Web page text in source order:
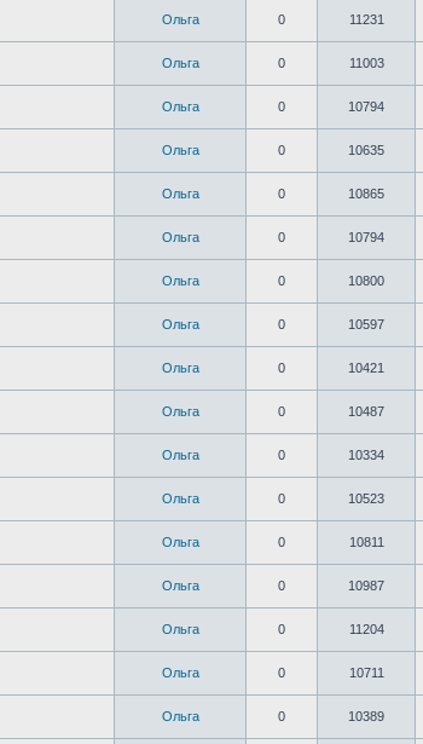
Ольга 0 11231
Ольга 0 11003
Ольга 0 10794
Ольга 0 10635
Ольга 0 10865
Ольга 0 10794
Ольга 0 10800
Ольга 0 10597
Ольга 0 10421
Ольга 0 10487
Ольга 0 10334
Ольга 0 10523
Ольга 0 10811
Ольга 0 10987
Ольга 0 11204
Ольга 0 10711
Ольга 0 10389